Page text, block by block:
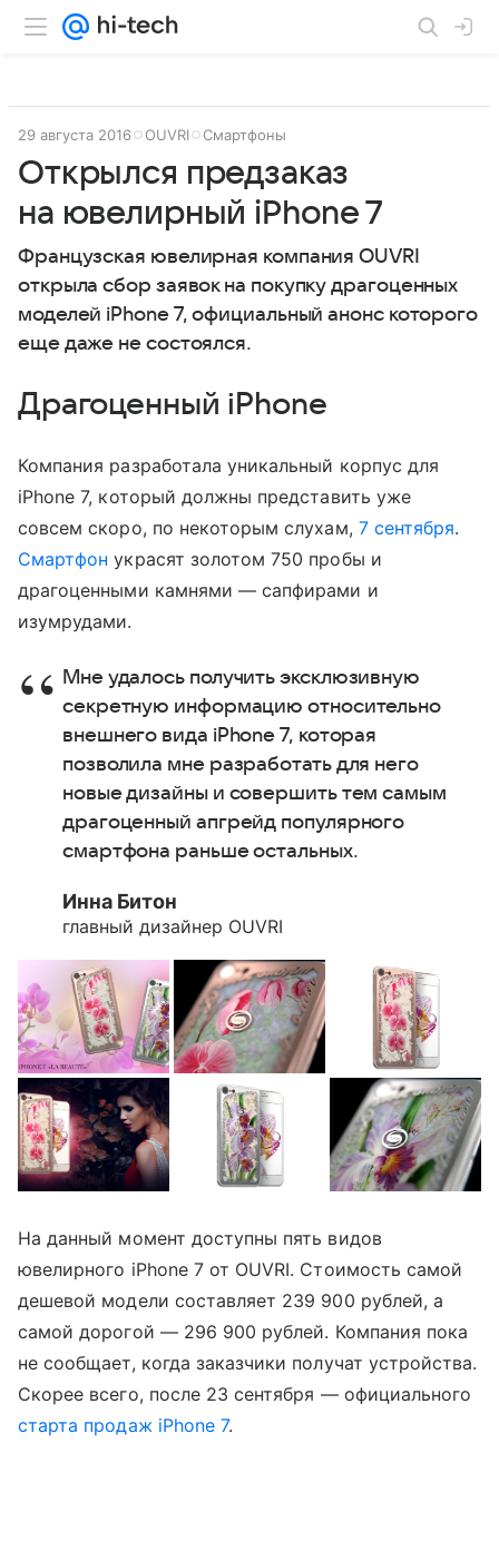
29 августа 2016 OUVRI Смартфоны
Открылся предзаказ
на ювелирный iPhone 7
Французская ювелирная компания OUVRI
открыла сбор заявок на покупку драгоценных
моделей iPhone 7, официальный анонс которого
еще даже не состоялся.
Драгоценный iPhone
Компания разработала уникальный корпус для
iPhone 7, который должны представить уже
совсем скоро, по некоторым слухам, 7 сентября.
Смартфон украсят золотом 750 пробы и
драгоценными камнями — сапфирами и
изумрудами.
Мне удалось получить эксклюзивную
секретную информацию относительно
внешнего вида iPhone 7, которая
позволила мне разработать для него
новые дизайны и совершить тем самым
драгоценный апгрейд популярного
смартфона раньше остальных.
Инна Битон
главный дизайнер OUVRI
На данный момент доступны пять видов
ювелирного iPhone 7 от OUVRI. Стоимость самой
дешевой модели составляет 239 900 рублей, а
самой дорогой — 296 900 рублей. Компания пока
не сообщает, когда заказчики получат устройства.
Скорее всего, после 23 сентября — официального
старта продаж iPhone 7.